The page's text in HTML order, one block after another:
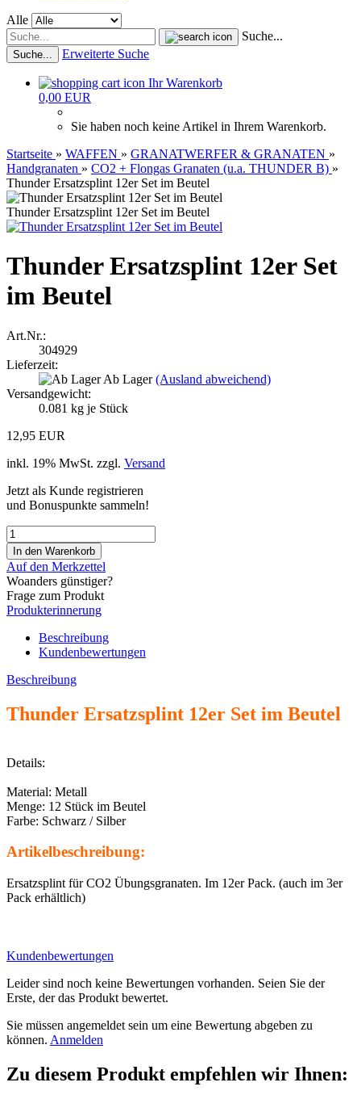
Alle
Suche...
Suche... Erweiterte Suche
Ihr Warenkorb
0,00 EUR
Sie haben noch keine Artikel in Ihrem Warenkorb.
Startseite » WAFFEN » GRANATWERFER & GRANATEN »
Handgranaten » CO2 + Flongas Granaten (u.a. THUNDER B) »
Thunder Ersatzsplint 12er Set im Beutel
Thunder Ersatzsplint 12er Set im Beutel
Thunder Ersatzsplint 12er Set
im Beutel
Art.Nr.:
304929
Lieferzeit:
Ab Lager(Ausland abweichend)
Versandgewicht:
0.081 kg je Stück
12,95 EUR
inkl. 19% MwSt. zzgl. Versand
Jetzt als Kunde registrieren
und Bonuspunkte sammeln!
Auf den Merkzettel
Woanders günstiger?
Frage zum Produkt
Produkterinnerung
Beschreibung
Kundenbewertungen
Beschreibung
Thunder Ersatzsplint 12er Set im Beutel
Details:
Material: Metall
Menge: 12 Stück im Beutel
Farbe: Schwarz / Silber
Artikelbeschreibung:
Ersatzsplint für CO2 Übungsgranaten. Im 12er Pack. (auch im 3er
Pack erhältlich)
Kundenbewertungen
Leider sind noch keine Bewertungen vorhanden. Seien Sie der
Erste, der das Produkt bewertet.
Sie müssen angemeldet sein um eine Bewertung abgeben zu
können. Anmelden
Zu diesem Produkt empfehlen wir Ihnen: